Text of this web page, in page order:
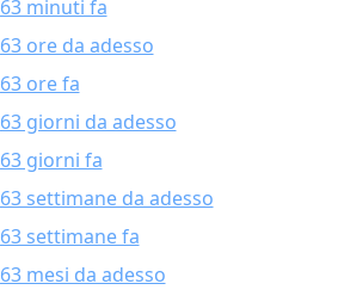
63 minuti fa
63 ore da adesso
63 ore fa
63 giorni da adesso
63 giorni fa
63 settimane da adesso
63 settimane fa
63 mesi da adesso